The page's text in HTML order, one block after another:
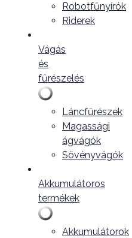
Robotfűnyírók
Riderek
Vágás
és
fűrészelés
Láncfűrészek
Magassági
ágvágók
Sövényvágók
Akkumulátoros
termékek
Akkumulátorok